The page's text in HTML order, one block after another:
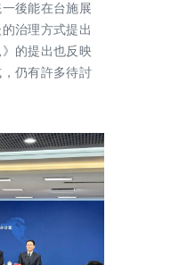
後能在台施展
治理方式提出
》的提出也反映
仍有許多待討